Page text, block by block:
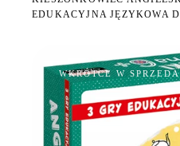
EDUKACYJNA JĘZYKOWA
WKRÓTCE W